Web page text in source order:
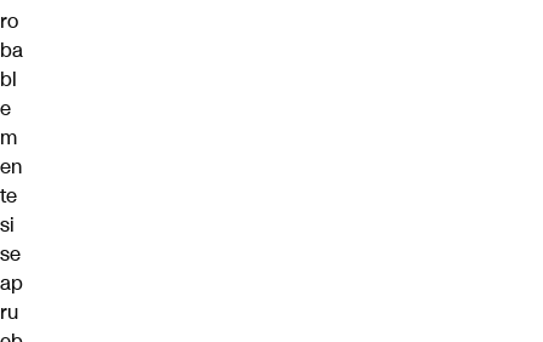
ro
ba
bl
e
m
en
te
si
se
ap
ru